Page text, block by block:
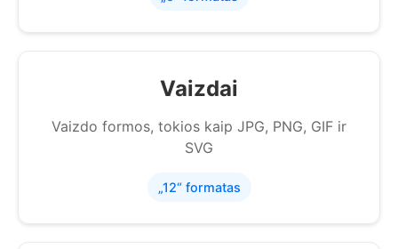
Vaizdai
Vaizdo formos, tokios kaip JPG, PNG, GIF ir
SVG
„12“ formatas